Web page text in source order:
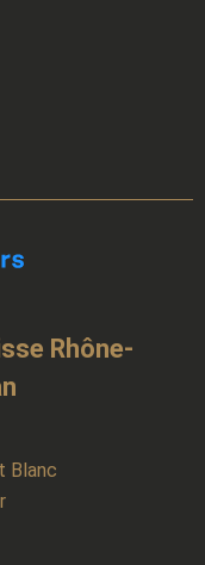
Rhône-
Blanc